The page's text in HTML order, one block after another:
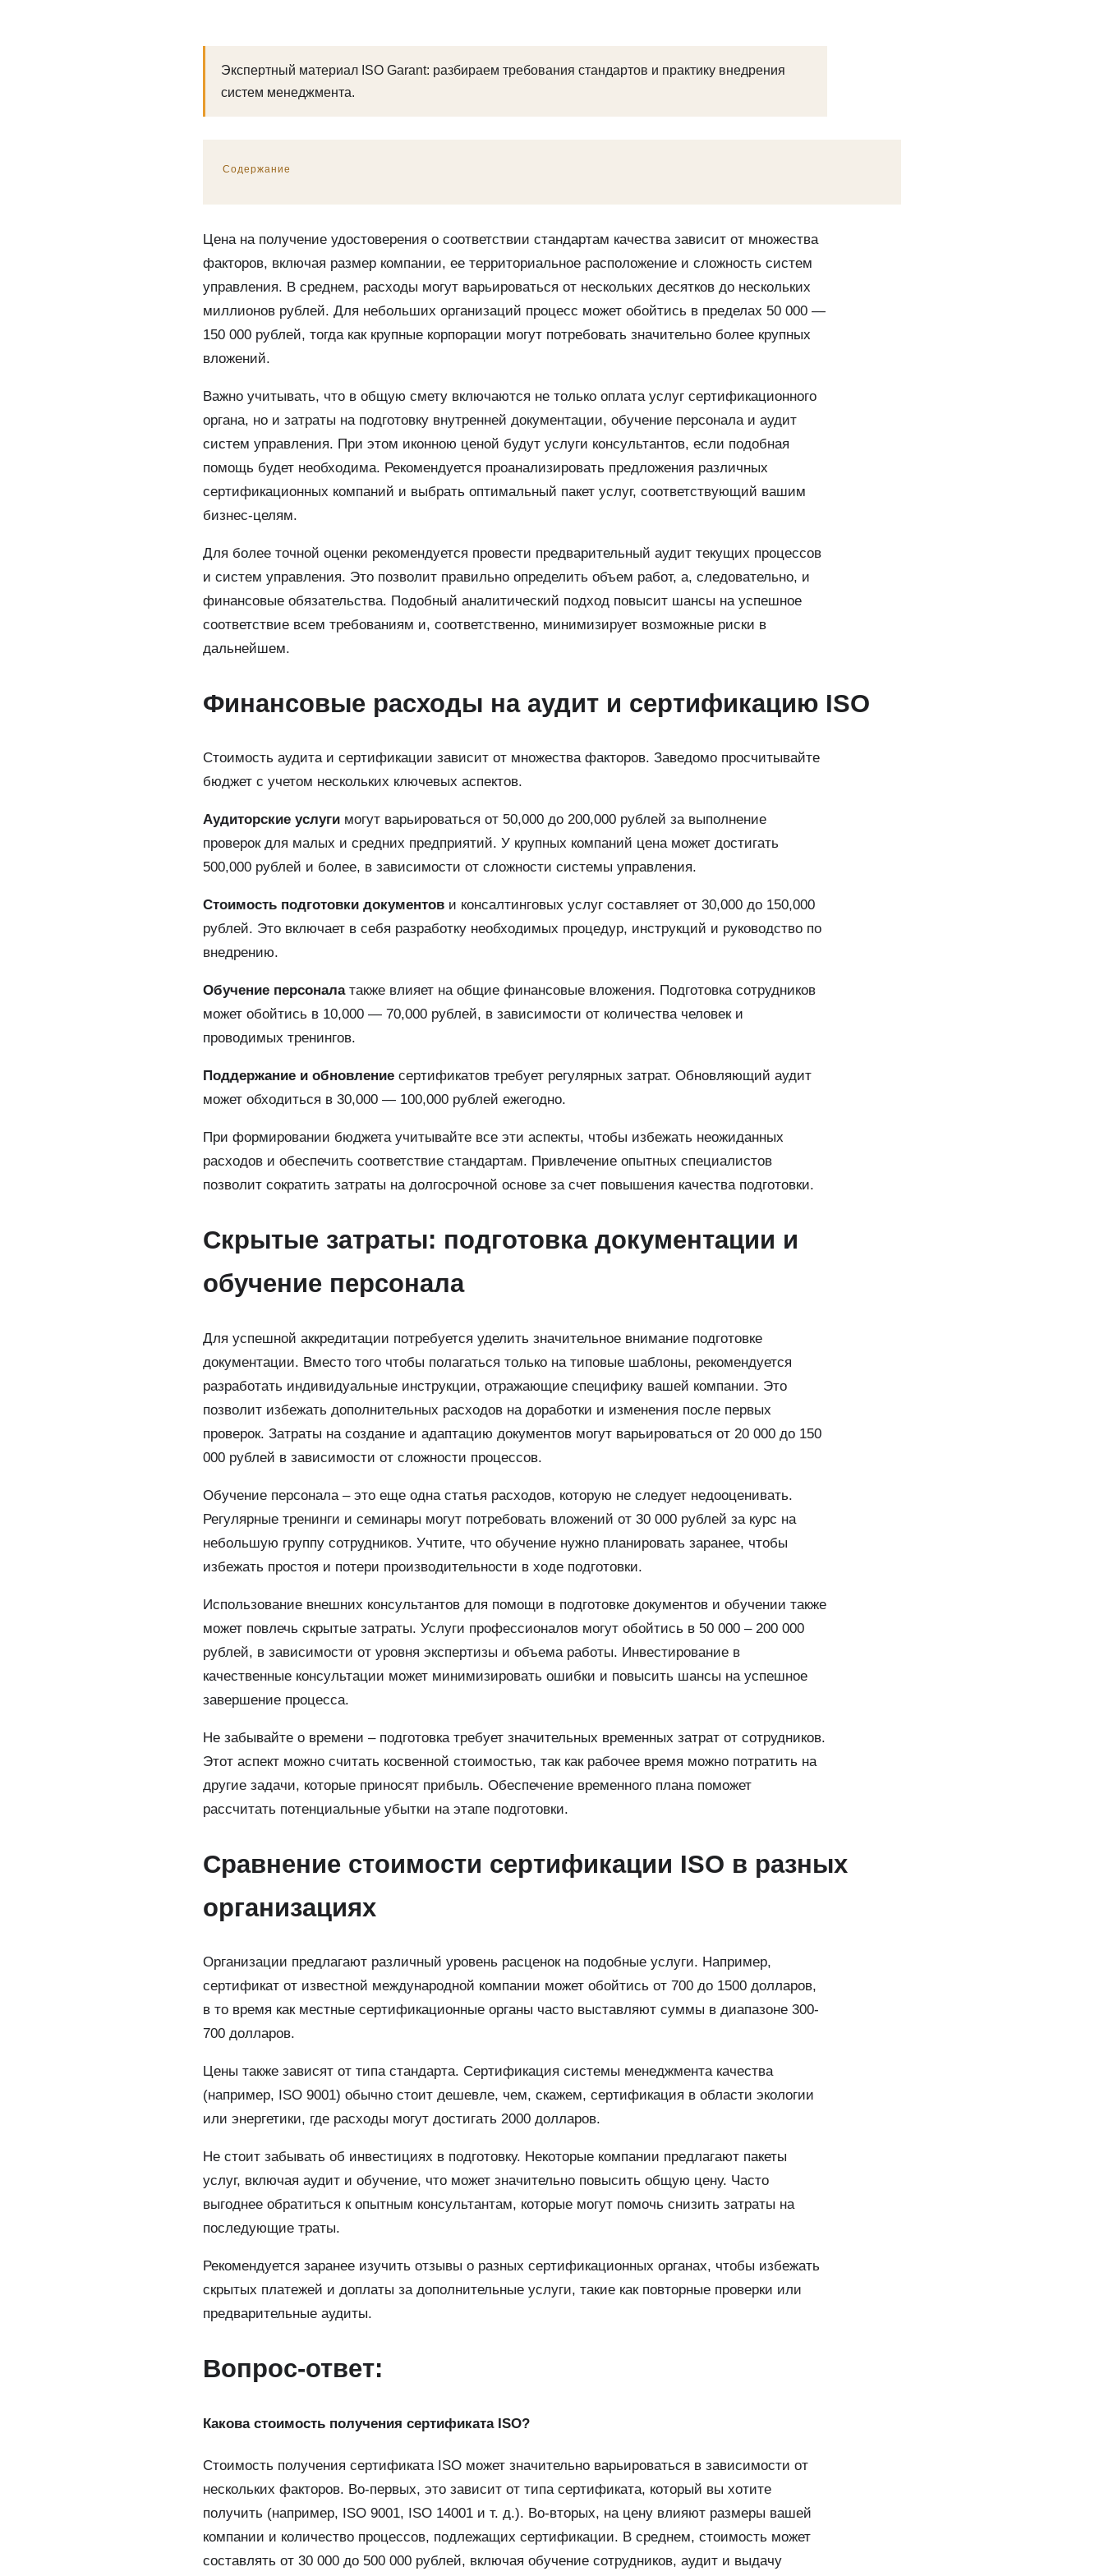
Экспертный материал ISO Garant: разбираем требования стандартов и практику внедрения
систем менеджмента.
Содержание
Цена на получение удостоверения о соответствии стандартам качества зависит от множества
факторов, включая размер компании, ее территориальное расположение и сложность систем
управления. В среднем, расходы могут варьироваться от нескольких десятков до нескольких
миллионов рублей. Для небольших организаций процесс может обойтись в пределах 50 000 —
150 000 рублей, тогда как крупные корпорации могут потребовать значительно более крупных
вложений.
Важно учитывать, что в общую смету включаются не только оплата услуг сертификационного
органа, но и затраты на подготовку внутренней документации, обучение персонала и аудит
систем управления. При этом иконною ценой будут услуги консультантов, если подобная
помощь будет необходима. Рекомендуется проанализировать предложения различных
сертификационных компаний и выбрать оптимальный пакет услуг, соответствующий вашим
бизнес-целям.
Для более точной оценки рекомендуется провести предварительный аудит текущих процессов
и систем управления. Это позволит правильно определить объем работ, а, следовательно, и
финансовые обязательства. Подобный аналитический подход повысит шансы на успешное
соответствие всем требованиям и, соответственно, минимизирует возможные риски в
дальнейшем.
Финансовые расходы на аудит и сертификацию ISO
Стоимость аудита и сертификации зависит от множества факторов. Заведомо просчитывайте
бюджет с учетом нескольких ключевых аспектов.
Аудиторские услуги могут варьироваться от 50,000 до 200,000 рублей за выполнение
проверок для малых и средних предприятий. У крупных компаний цена может достигать
500,000 рублей и более, в зависимости от сложности системы управления.
Стоимость подготовки документов и консалтинговых услуг составляет от 30,000 до 150,000
рублей. Это включает в себя разработку необходимых процедур, инструкций и руководство по
внедрению.
Обучение персоналатакже влияет на общие финансовые вложения. Подготовка сотрудников
может обойтись в 10,000 — 70,000 рублей, в зависимости от количества человек и
проводимых тренингов.
Поддержание и обновление сертификатов требует регулярных затрат. Обновляющий аудит
может обходиться в 30,000 — 100,000 рублей ежегодно.
При формировании бюджета учитывайте все эти аспекты, чтобы избежать неожиданных
расходов и обеспечить соответствие стандартам. Привлечение опытных специалистов
позволит сократить затраты на долгосрочной основе за счет повышения качества подготовки.
Скрытые затраты: подготовка документации и
обучение персонала
Для успешной аккредитации потребуется уделить значительное внимание подготовке
документации. Вместо того чтобы полагаться только на типовые шаблоны, рекомендуется
разработать индивидуальные инструкции, отражающие специфику вашей компании. Это
позволит избежать дополнительных расходов на доработки и изменения после первых
проверок. Затраты на создание и адаптацию документов могут варьироваться от 20 000 до 150
000 рублей в зависимости от сложности процессов.
Обучение персонала – это еще одна статья расходов, которую не следует недооценивать.
Регулярные тренинги и семинары могут потребовать вложений от 30 000 рублей за курс на
небольшую группу сотрудников. Учтите, что обучение нужно планировать заранее, чтобы
избежать простоя и потери производительности в ходе подготовки.
Использование внешних консультантов для помощи в подготовке документов и обучении также
может повлечь скрытые затраты. Услуги профессионалов могут обойтись в 50 000 – 200 000
рублей, в зависимости от уровня экспертизы и объема работы. Инвестирование в
качественные консультации может минимизировать ошибки и повысить шансы на успешное
завершение процесса.
Не забывайте о времени – подготовка требует значительных временных затрат от сотрудников.
Этот аспект можно считать косвенной стоимостью, так как рабочее время можно потратить на
другие задачи, которые приносят прибыль. Обеспечение временного плана поможет
рассчитать потенциальные убытки на этапе подготовки.
Сравнение стоимости сертификации ISO в разных
организациях
Организации предлагают различный уровень расценок на подобные услуги. Например,
сертификат от известной международной компании может обойтись от 700 до 1500 долларов,
в то время как местные сертификационные органы часто выставляют суммы в диапазоне 300-
700 долларов.
Цены также зависят от типа стандарта. Сертификация системы менеджмента качества
(например, ISO 9001) обычно стоит дешевле, чем, скажем, сертификация в области экологии
или энергетики, где расходы могут достигать 2000 долларов.
Не стоит забывать об инвестициях в подготовку. Некоторые компании предлагают пакеты
услуг, включая аудит и обучение, что может значительно повысить общую цену. Часто
выгоднее обратиться к опытным консультантам, которые могут помочь снизить затраты на
последующие траты.
Рекомендуется заранее изучить отзывы о разных сертификационных органах, чтобы избежать
скрытых платежей и доплаты за дополнительные услуги, такие как повторные проверки или
предварительные аудиты.
Вопрос-ответ:
Какова стоимость получения сертификата ISO?
Стоимость получения сертификата ISO может значительно варьироваться в зависимости от
нескольких факторов. Во-первых, это зависит от типа сертификата, который вы хотите
получить (например, ISO 9001, ISO 14001 и т. д.). Во-вторых, на цену влияют размеры вашей
компании и количество процессов, подлежащих сертификации. В среднем, стоимость может
составлять от 30 000 до 500 000 рублей, включая обучение сотрудников, аудит и выдачу